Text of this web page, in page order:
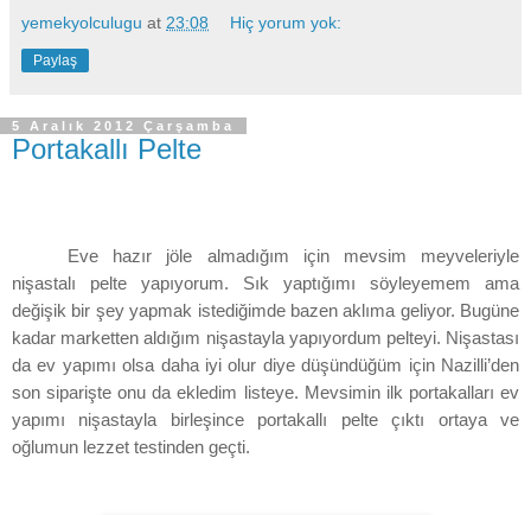
yemekyolculugu at 23:08 Hiç yorum yok:
Paylaş
5 Aralık 2012 Çarşamba
Portakallı Pelte
Eve hazır jöle almadığım için mevsim meyveleriyle
nişastalı pelte yapıyorum. Sık yaptığımı söyleyemem ama
değişik bir şey yapmak istediğimde bazen aklıma geliyor. Bugüne
kadar marketten aldığım nişastayla yapıyordum pelteyi. Nişastası
da ev yapımı olsa daha iyi olur diye düşündüğüm için Nazilli’den
son siparişte onu da ekledim listeye. Mevsimin ilk portakalları ev
yapımı nişastayla birleşince portakallı pelte çıktı ortaya ve
oğlumun lezzet testinden geçti.